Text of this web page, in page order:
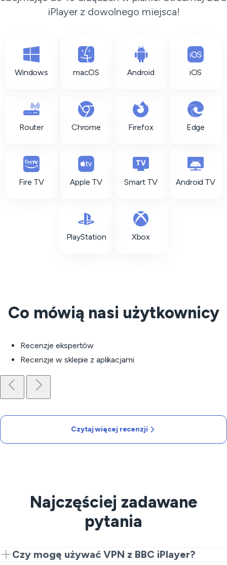
iPlayer z dowolnego miejsca!
Windows macOS Android iOS
Router Chrome Firefox Edge
Fire TV Apple TV Smart TV Android TV
PlayStation Xbox
Co mówią nasi użytkownicy
Recenzje ekspertów
Recenzje w sklepie z aplikacjami
Czytaj więcej recenzji
Najczęściej zadawane
pytania
Czy mogę używać VPN z BBC iPlayer?